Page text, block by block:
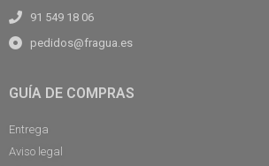
91 549 18 06
pedidos@fragua.es
GUÍA DE COMPRAS
Entrega
Aviso legal